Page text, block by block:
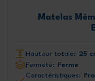
Matelas
Hauteur totale: 25
Fermeté: Ferme
Caractéristiques: